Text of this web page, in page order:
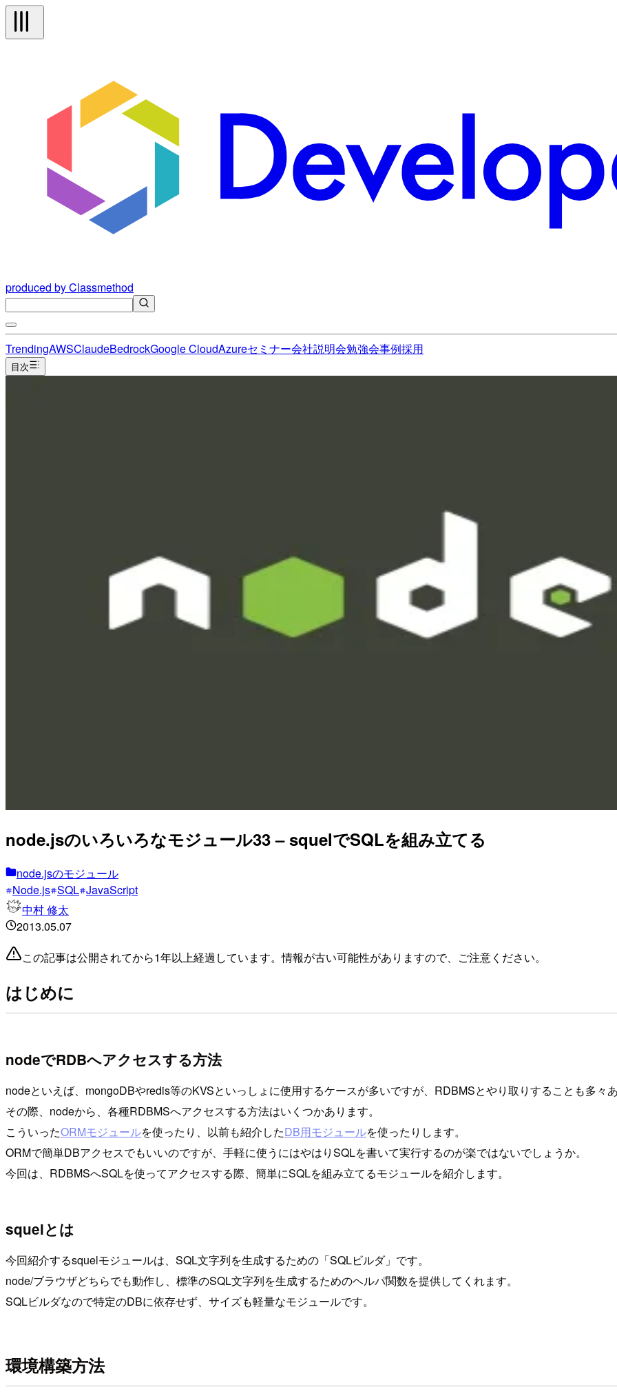
produced by Classmethod
TrendingAWSClaudeBedrockGoogle CloudAzureセミナー会社説明会勉強会事例採用
目次
node.jsのいろいろなモジュール33 – squelでSQLを組み立てる
node.jsのモジュール
Node.js SQL JavaScript
中村 修太
2013.05.07
この記事は公開されてから1年以上経過しています。情報が古い可能性がありますので、ご注意ください。
はじめに
nodeでRDBへアクセスする方法
nodeといえば、mongoDBやredis等のKVSといっしょに使用するケースが多いですが、RDBMSとやり取りすることも多々あ
その際、nodeから、各種RDBMSへアクセスする方法はいくつかあります。
こういったORMモジュールを使ったり、以前も紹介したDB用モジュールを使ったりします。
ORMで簡単DBアクセスでもいいのですが、手軽に使うにはやはりSQLを書いて実行するのが楽ではないでしょうか。
今回は、RDBMSへSQLを使ってアクセスする際、簡単にSQLを組み立てるモジュールを紹介します。
squelとは
今回紹介するsquelモジュールは、SQL文字列を生成するための「SQLビルダ」です。
node/ブラウザどちらでも動作し、標準のSQL文字列を生成するためのヘルパ関数を提供してくれます。
SQLビルダなので特定のDBに依存せず、サイズも軽量なモジュールです。
環境構築方法